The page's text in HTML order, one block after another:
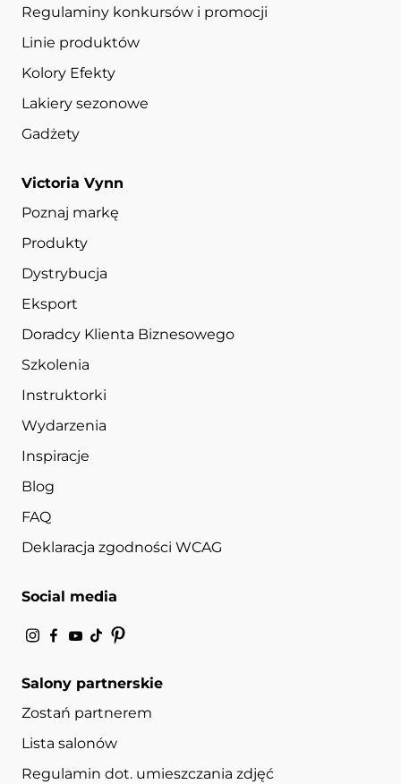
Regulaminy konkursów i promocji
Linie produktów
Kolory Efekty
Lakiery sezonowe
Gadżety
Victoria Vynn
Poznaj markę
Produkty
Dystrybucja
Eksport
Doradcy Klienta Biznesowego
Szkolenia
Instruktorki
Wydarzenia
Inspiracje
Blog
FAQ
Deklaracja zgodności WCAG
Social media
Salony partnerskie
Zostań partnerem
Lista salonów
Regulamin dot. umieszczania zdjęć